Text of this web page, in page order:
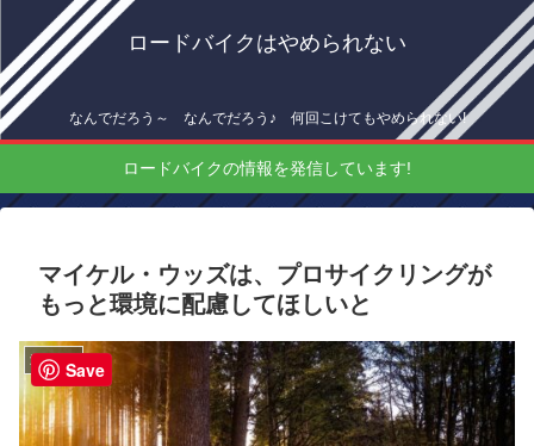
ロードバイクはやめられない
なんでだろう～ なんでだろう♪ 何回こけてもやめられない!
ロードバイクの情報を発信しています!
マイケル・ウッズは、プロサイクリングが
もっと環境に配慮してほしいと
海外情報Save